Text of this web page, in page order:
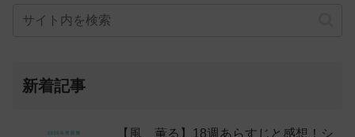
新着記事
【風、薫る】18週あらすじと感想！シ